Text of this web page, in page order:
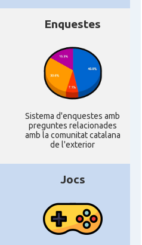
Enquestes
Sistema d'enquestes amb
preguntes relacionades
amb la comunitat catalana
de l'exterior
Jocs